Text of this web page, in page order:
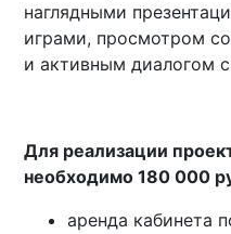
наглядными
играми, просмотром
и активным диалогом
Для реализации
необходимо 180 000
аренда кабинета